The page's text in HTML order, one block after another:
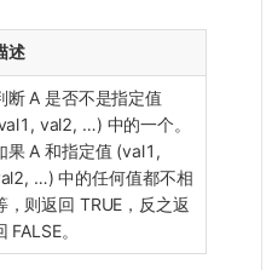
述
断 A 是否不是指定值
val2, …​) 中的一个。
果 A 和指定值 (val1,
…​) 中的任何值都不相
，则返回 TRUE，反之返
FALSE。